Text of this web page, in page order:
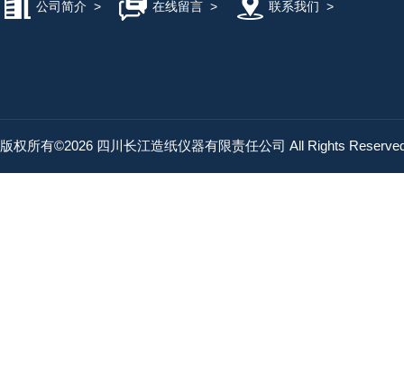
公司简介 > 在线留言> 联系我们 >
版权所有©2026 四川长江造纸仪器有限责任公司 All Rights